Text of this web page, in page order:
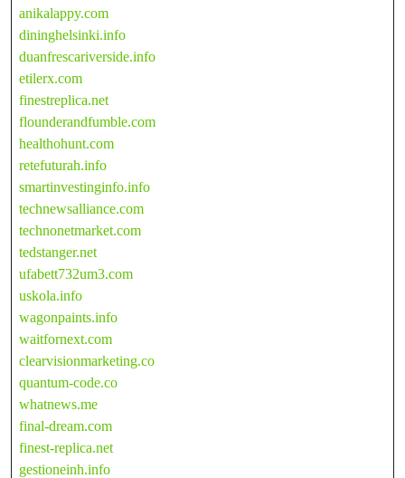
anikalappy.com
dininghelsinki.info
duanfrescariverside.info
etilerx.com
finestreplica.net
flounderandfumble.com
healthohunt.com
retefuturah.info
smartinvestinginfo.info
technewsalliance.com
technonetmarket.com
tedstanger.net
ufabett732um3.com
uskola.info
wagonpaints.info
waitfornext.com
clearvisionmarketing.co
quantum-code.co
whatnews.me
final-dream.com
finest-replica.net
gestioneinh.info